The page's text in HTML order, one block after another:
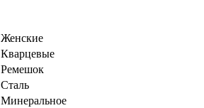
Женские
Кварцевые
Ремешок
Сталь
Минеральное